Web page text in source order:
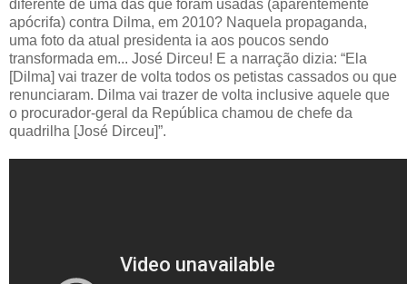
diferente de uma das que foram usadas (aparentemente
apócrifa) contra Dilma, em 2010? Naquela propaganda,
uma foto da atual presidenta ia aos poucos sendo
transformada em... José Dirceu! E a narração dizia: “Ela
[Dilma] vai trazer de volta todos os petistas cassados ou que
renunciaram. Dilma vai trazer de volta inclusive aquele que
o procurador-geral da República chamou de chefe da
quadrilha [José Dirceu]”.